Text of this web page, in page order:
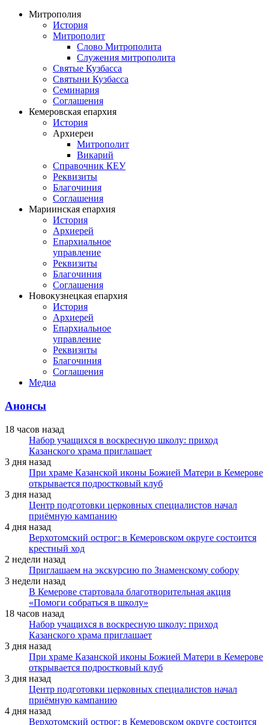
Митрополия
История
Митрополит
Слово Митрополита
Служения митрополита
Святые Кузбасса
Святыни Кузбасса
Семинария
Соглашения
Кемеровская епархия
История
Архиереи
Митрополит
Викарий
Справочник КЕУ
Реквизиты
Благочиния
Соглашения
Мариинская епархия
История
Архиерей
Епархиальное
управление
Реквизиты
Благочиния
Соглашения
Новокузнецкая епархия
История
Архиерей
Епархиальное
управление
Реквизиты
Благочиния
Соглашения
Медиа
Анонсы
18 часов назад
Набор учащихся в воскресную школу: приход
Казанского храма приглашает
3 дня назад
При храме Казанской иконы Божией Матери в Кемерове
открывается подростковый клуб
3 дня назад
Центр подготовки церковных специалистов начал
приёмную кампанию
4 дня назад
Верхотомский острог: в Кемеровском округе состоится
крестный ход
2 недели назад
Приглашаем на экскурсию по Знаменскому собору
3 недели назад
В Кемерове стартовала благотворительная акция
«Помоги собраться в школу»
18 часов назад
Набор учащихся в воскресную школу: приход
Казанского храма приглашает
3 дня назад
При храме Казанской иконы Божией Матери в Кемерове
открывается подростковый клуб
3 дня назад
Центр подготовки церковных специалистов начал
приёмную кампанию
4 дня назад
Верхотомский острог: в Кемеровском округе состоится